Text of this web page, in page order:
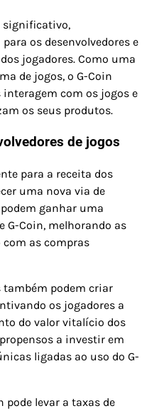
significativo,
os desenvolvedores e
jogadores. Como uma
de jogos, o G-Coin
com os jogos e
os seus produtos.
de jogos
para a receita dos
uma nova via de
ganhar uma
G-Coin, melhorando as
com as compras
também podem criar
os jogadores a
do valor vitalício dos
a investir em
ligadas ao uso do G-
pode levar a taxas de